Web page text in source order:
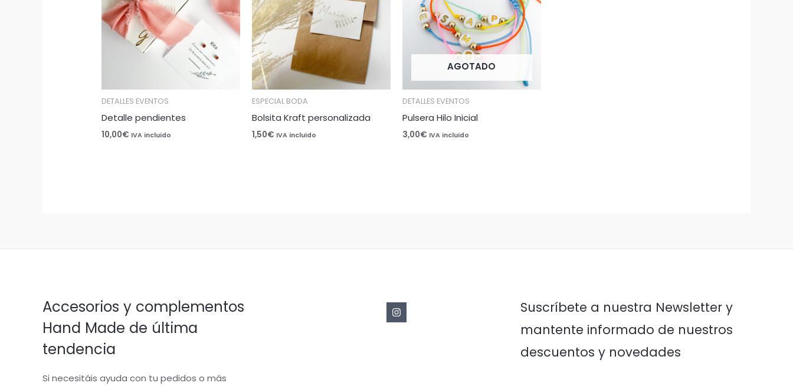
DETALLES EVENTOS
Detalle pendientes
10,00€ IVA incluido
ESPECIAL BODA
Bolsita Kraft personalizada
1,50€ IVA incluido
AGOTADO
DETALLES EVENTOS
Pulsera Hilo Inicial
3,00€ IVA incluido
Accesorios y complementos
Hand Made de última
tendencia
Si necesitáis ayuda con tu pedidos o más
Suscríbete a nuestra Newsletter y
mantente informado de nuestros
descuentos y novedades